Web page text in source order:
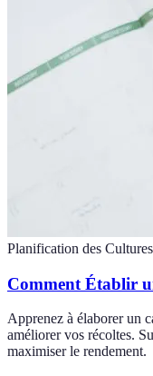
Planification des Cultures
Comment Établir
Apprenez à élaborer un
améliorer vos récoltes.
maximiser le rendement.